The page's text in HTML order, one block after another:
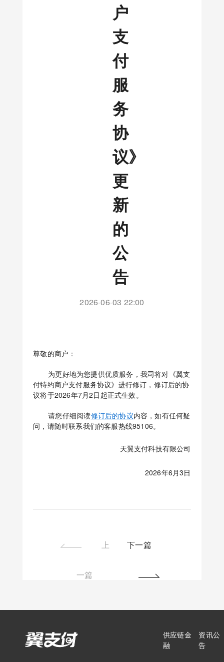
户
支
付
服
务
协
议》
更
新
的
公
告
2026-06-03 22:00
尊敬的商户：
为更好地为您提供优质服务，我司将对《翼支
付特约商户支付服务协议》进行修订，修订后的协
议将于2026年7月2日起正式生效。
请您仔细阅读修订后的协议内容，如有任何疑
问，请随时联系我们的客服热线95106。
天翼支付科技有限公司
2026年6月3日
上
一篇
下一篇
供应链金
融
资讯公
告